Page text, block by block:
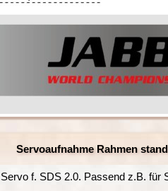
Servoaufnahme Rahmen
f. SDS 2.0. Passend z.B. für